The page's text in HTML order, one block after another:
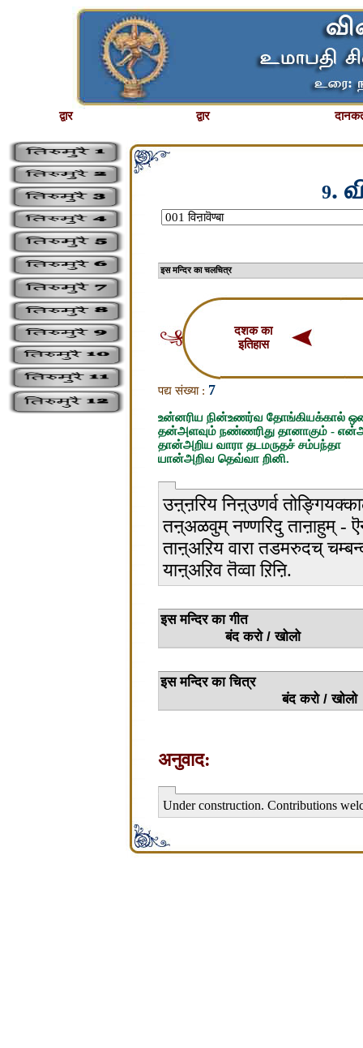
द्वार द्वार
9.
इस मन्दिर का
दशक का
इतिहास
पद्य संख्या : 7
உன்னரிய நின்உணர்வ தோங்கியக்கால்
தன்அளவும் நண்ணரிது தானாகும் -
தான்அறிய வாரா தடமருதச் சம்பந்தா
யான்அறிவ தெவ்வா றினி.
उऩ्ऩरिय निऩ्उणर्व
तऩ्अळवुम् नण्णरिदु ताऩाहुम् -
ताऩ्अऱिय वारा तडमरुदच्
याऩ्अऱिव तॆव्वा ऱिऩि.
इस
बंद करो / खोलो
इस
बंद करो / खोलो
अनुवाद:
Under construction. Contributions